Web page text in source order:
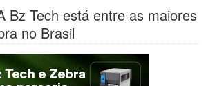
Bz Tech está entre as maiores
no Brasil